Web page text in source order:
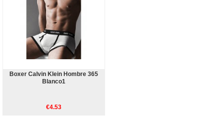
Boxer Calvin Klein Hombre 365
Blanco1
€4.53